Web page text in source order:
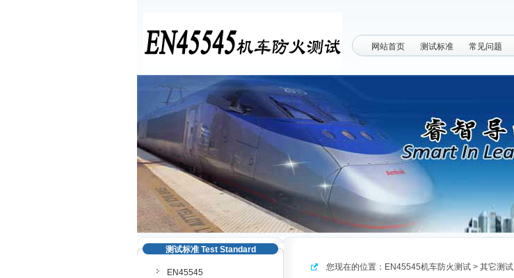
网站首页 测试标准 常见问题
您现在的位置： EN45545机车防火测试 > 其它测试
测试标准 Test Standard
EN45545